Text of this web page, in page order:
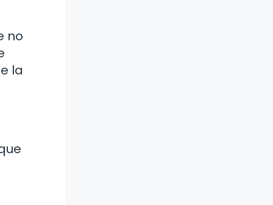
no
la